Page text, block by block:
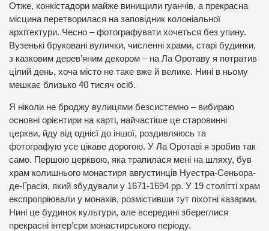
Отже, конкістадори майже винищили гуанчів, а прекрасна
місцина перетворилася на заповідник колоніальної
архітектури. Чесно – фотографувати хочеться без упину.
Вузенькі бруковані вулички, численні храми, старі будинки,
з казковим дерев’яним декором – на Ла Оротаву я потратив
цілий день, хоча місто не таке вже й велике. Нині в ньому
мешкає близько 40 тисяч осіб.
Я ніколи не броджу вулицями безсистемно – вибираю
основні орієнтири на карті, найчастіше це старовинні
церкви, йду від однієї до іншої, роздивляюсь та
фотографую усе цікаве дорогою. У Ла Оротаві я зробив так
само. Першою церквою, яка трапилася мені на шляху, був
храм колишнього монастиря августинців Нуестра-Сеньора-
де-Грасія, який збудували у 1671-1694 рр. У 19 столітті храм
експропріювали у монахів, розмістивши тут піхотні казарми.
Нині це будинок культури, але всередині збереглися
прекрасні інтер’єри монастирського періоду.